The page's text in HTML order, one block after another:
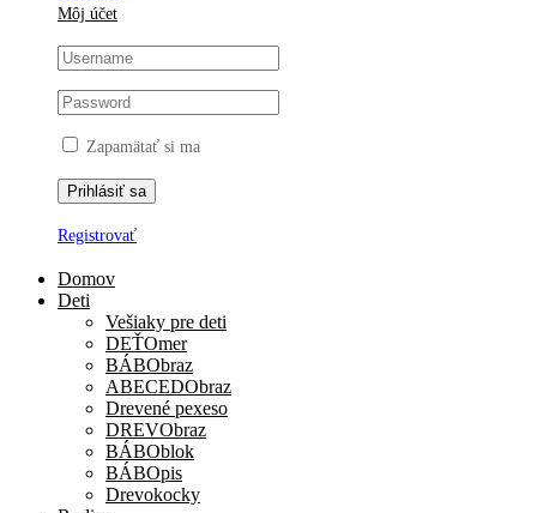
Môj účet
Zapamätať si ma
Registrovať
Domov
Deti
Vešiaky pre deti
DEŤOmer
BÁBObraz
ABECEDObraz
Drevené pexeso
DREVObraz
BÁBOblok
BÁBOpis
Drevokocky